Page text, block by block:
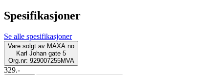
Spesifikasjoner
Se alle spesifikasjoner
Vare solgt av MAXA.no
Karl Johan gate 5
Org.nr: 929007255MVA
329.-